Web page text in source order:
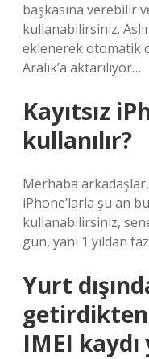
başkasına verebilir
kullanabilirsiniz.
eklenerek otomatik
Aralık’a aktarılıyor…
Kayıtsız
kullanılır?
Merhaba
iPhone’larla şu an
kullanabilirsiniz,
gün, yani 1 yıldan
Yurt
IMEI kaydı